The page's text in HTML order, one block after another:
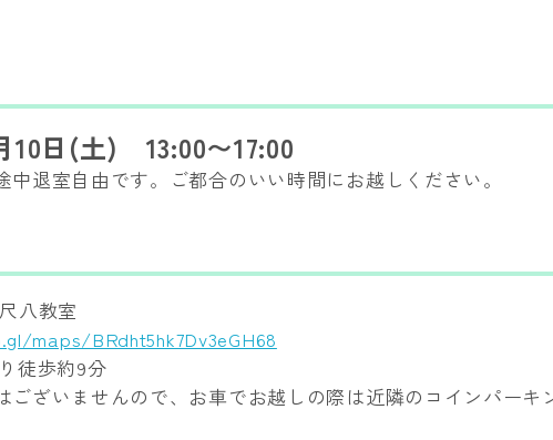
10日(土) 13:00〜17:00
中退室自由です。ご都合のいい時間にお越しください。
八教室
maps/BRdht5hk7Dv3eGH68
徒歩約9分
ございませんので、お車でお越しの際は近隣のコインパーキ